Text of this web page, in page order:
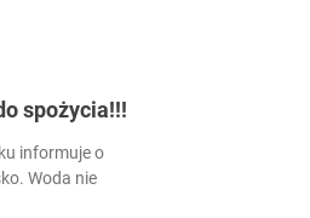
spożycia!!!
informuje o
Woda nie